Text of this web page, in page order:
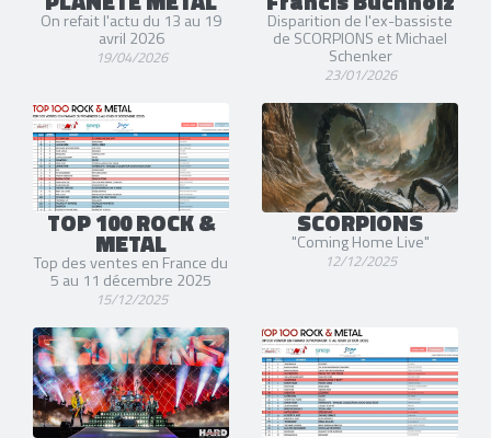
On refait l'actu du 13 au 19
avril 2026
19/04/2026
Disparition de l'ex-bassiste
de SCORPIONS et Michael
Schenker
23/01/2026
TOP 100 ROCK &
METAL
Top des ventes en France du
5 au 11 décembre 2025
15/12/2025
SCORPIONS
"Coming Home Live"
12/12/2025